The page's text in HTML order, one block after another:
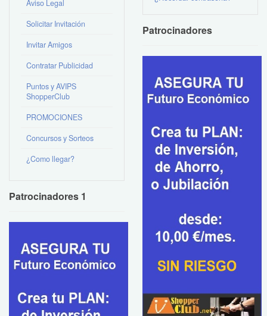
Aviso Legal
Solicitar Invitación
Invitar Amigos
Contratar Publicidad
Puntos y AVIPS
ShopperClub
PROMOCIONES
Concursos y Sorteos
¿Como llegar?
Patrocinadores 1
Patrocinadores